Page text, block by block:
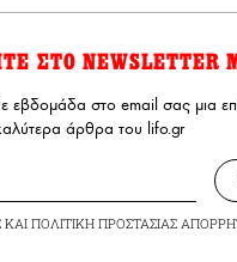
ΣΤΟ NEWSLETTER
εβδομάδα στο email σας μια
άρθρα του lifo.gr
ΚΑΙ ΠΟΛΙΤΙΚΗ ΠΡΟΣΤΑΣΙΑΣ